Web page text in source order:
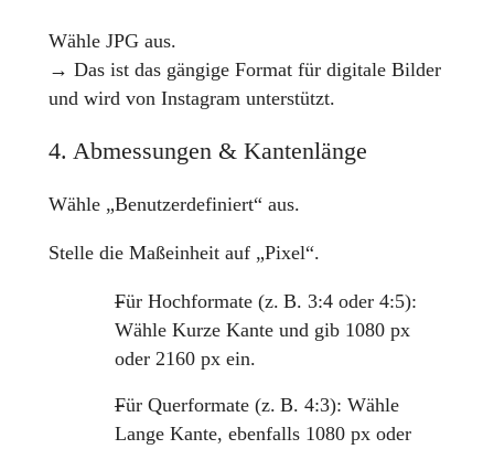
Wähle JPG aus.
→ Das ist das gängige Format für digitale Bilder
und wird von Instagram unterstützt.
4. Abmessungen & Kantenlänge
Wähle „Benutzerdefiniert“ aus.
Stelle die Maßeinheit auf „Pixel“.
Für Hochformate (z. B. 3:4 oder 4:5):
Wähle Kurze Kante und gib 1080 px
oder 2160 px ein.
Für Querformate (z. B. 4:3): Wähle
Lange Kante, ebenfalls 1080 px oder